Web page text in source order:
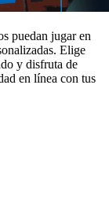
puedan jugar en
Elige
y disfruta de
en línea con tus